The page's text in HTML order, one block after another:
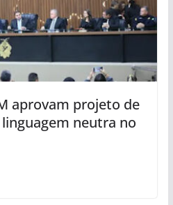
aprovam projeto de
neutra no